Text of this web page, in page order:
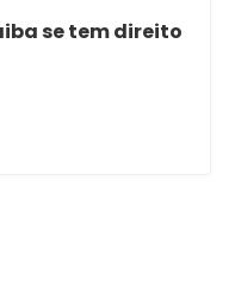
se tem direito